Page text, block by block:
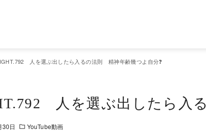
人を選ぶ出したら入るの法則 精神年齢幾つよ自分❓
人を選ぶ出したら入
30日 YouTube動画